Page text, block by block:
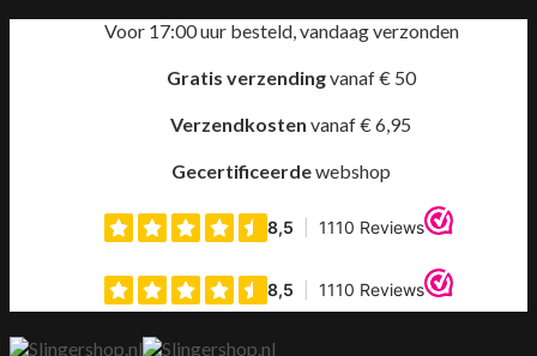
Voor 17:00 uur besteld, vandaag verzonden
Gratis verzendingvanaf € 50
Verzendkosten vanaf € 6,95
Gecertificeerdewebshop